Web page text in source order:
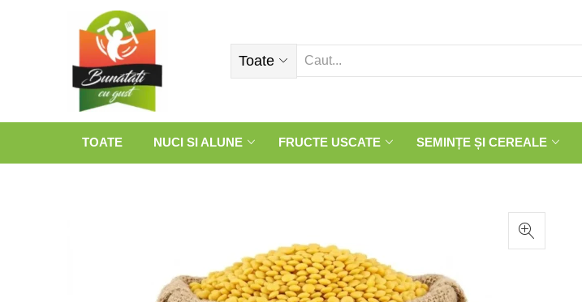
Toate
TOATE NUCI SI ALUNE FRUCTE USCATE SEMINȚE ȘI CEREALE